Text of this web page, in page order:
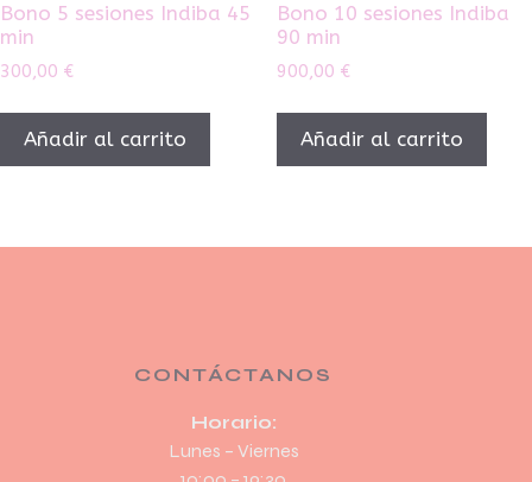
Bono 5 sesiones Indiba 45
min
300,00 €
Añadir al carrito
Bono 10 sesiones Indiba
90 min
900,00 €
Añadir al carrito
CONTÁCTANOS
Horario:
Lunes – Viernes